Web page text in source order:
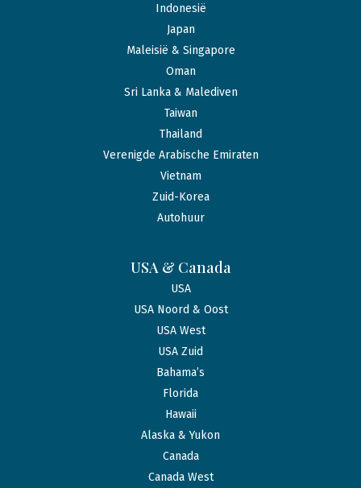
Indonesië
Japan
Maleisië & Singapore
Oman
Sri Lanka & Malediven
Taiwan
Thailand
Verenigde Arabische Emiraten
Vietnam
Zuid-Korea
Autohuur
USA & Canada
USA
USA Noord & Oost
USA West
USA Zuid
Bahama’s
Florida
Hawaii
Alaska & Yukon
Canada
Canada West